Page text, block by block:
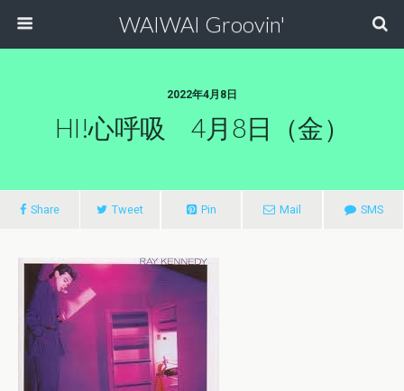
WAIWAI Groovin'
2022年4月8日
HI!心呼吸 4月8日（金）
Share Tweet Pin Mail SMS